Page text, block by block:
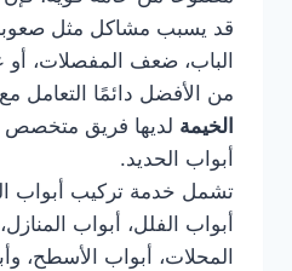
قد يسبب مشاكل مثل صعوبة
الباب، ضعف المفصلات،
من الأفضل دائمًا التعامل مع
الخيمة لديها فريق متخصص
أبواب الحديد.
تشمل خدمة تركيب أبواب
أبواب الفلل، أبواب
المحلات، أبواب الأسطح،